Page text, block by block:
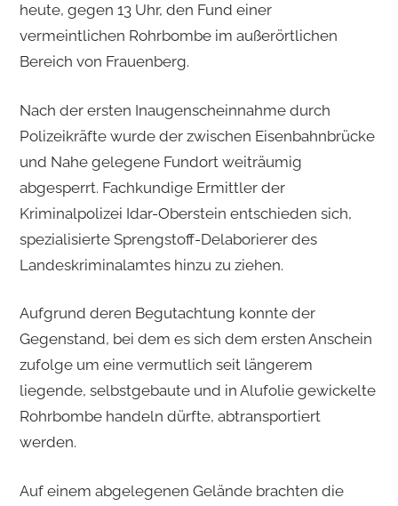
heute, gegen 13 Uhr, den Fund einer
vermeintlichen Rohrbombe im außerörtlichen
Bereich von Frauenberg.
Nach der ersten Inaugenscheinnahme durch
Polizeikräfte wurde der zwischen Eisenbahnbrücke
und Nahe gelegene Fundort weiträumig
abgesperrt. Fachkundige Ermittler der
Kriminalpolizei Idar-Oberstein entschieden sich,
spezialisierte Sprengstoff-Delaborierer des
Landeskriminalamtes hinzu zu ziehen.
Aufgrund deren Begutachtung konnte der
Gegenstand, bei dem es sich dem ersten Anschein
zufolge um eine vermutlich seit längerem
liegende, selbstgebaute und in Alufolie gewickelte
Rohrbombe handeln dürfte, abtransportiert
werden.
Auf einem abgelegenen Gelände brachten die